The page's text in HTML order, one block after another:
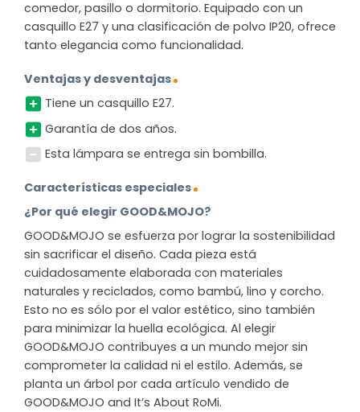
comedor, pasillo o dormitorio. Equipado con un
casquillo E27 y una clasificación de polvo IP20, ofrece
tanto elegancia como funcionalidad.
Ventajas y desventajas
Tiene un casquillo E27.
Garantía de dos años.
Esta lámpara se entrega sin bombilla.
Características especiales
¿Por qué elegir GOOD&MOJO?
GOOD&MOJO se esfuerza por lograr la sostenibilidad
sin sacrificar el diseño. Cada pieza está
cuidadosamente elaborada con materiales
naturales y reciclados, como bambú, lino y corcho.
Esto no es sólo por el valor estético, sino también
para minimizar la huella ecológica. Al elegir
GOOD&MOJO contribuyes a un mundo mejor sin
comprometer la calidad ni el estilo. Además, se
planta un árbol por cada artículo vendido de
GOOD&MOJO and It’s About RoMi.